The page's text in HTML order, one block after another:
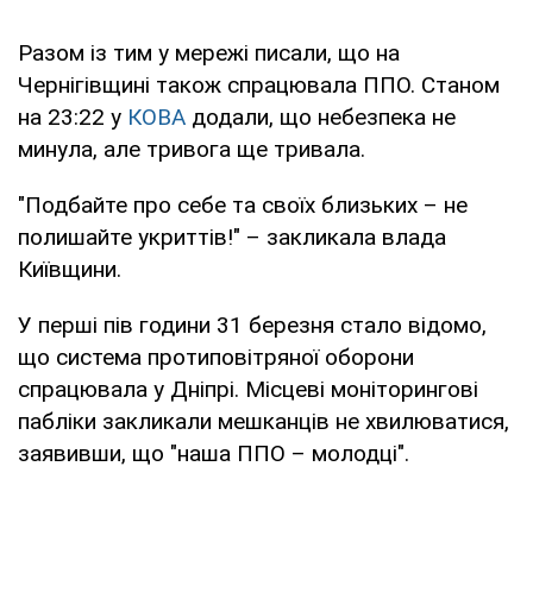
Разом із тим у мережі писали, що на
Чернігівщині також спрацювала ППО. Станом
на 23:22 у КОВА додали, що небезпека не
минула, але тривога ще тривала.
"Подбайте про себе та своїх близьких – не
полишайте укриттів!" – закликала влада
Київщини.
У перші пів години 31 березня стало відомо,
що система протиповітряної оборони
спрацювала у Дніпрі. Місцеві моніторингові
пабліки закликали мешканців не хвилюватися,
заявивши, що "наша ППО – молодці".